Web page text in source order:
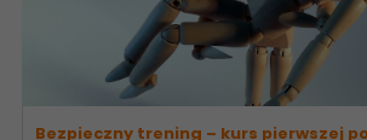
Bezpieczny trening – kurs pierwszej